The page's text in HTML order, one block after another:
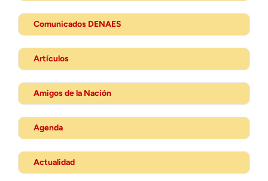
Comunicados DENAES
Artículos
Amigos de la Nación
Agenda
Actualidad